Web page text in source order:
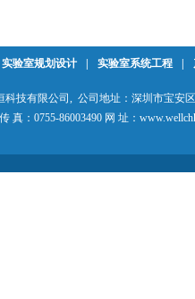
实验室规划设计 实验室系统工程
科技有限公司, 公司地址：深圳市宝安
真：0755-86003490 网 址：